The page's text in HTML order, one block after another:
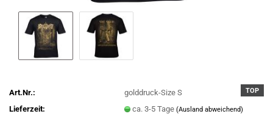
TOP
Art.Nr.:
golddruck-Size S
Lieferzeit:
ca. 3-5 Tage(Ausland abweichend)